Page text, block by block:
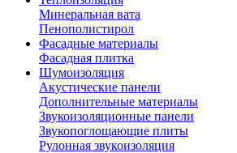
Минеральная вата
Пенополистирол
Фасадные материалы
Фасадная плитка
Шумоизоляция
Акустические панели
Дополнительные материалы
Звукоизоляционные панели
Звукопоглощающие плиты
Рулонная звукоизоляция